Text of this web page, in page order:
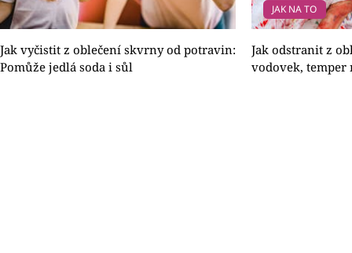
Jak vyčistit z oblečení skvrny od potravin:
Pomůže jedlá soda i sůl
JAK NA TO
Jak odstranit z
vodovek,